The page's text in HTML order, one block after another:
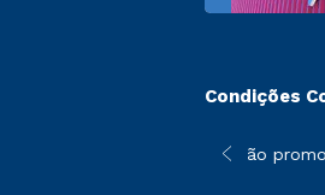
Condições
sofrer alterações nos
*A condição